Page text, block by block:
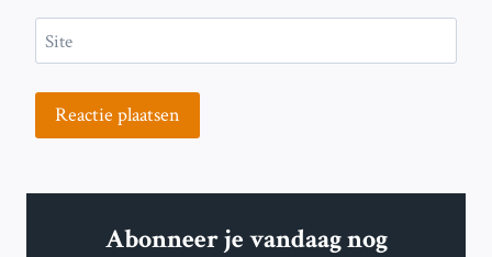
Site
Abonneer je vandaag nog